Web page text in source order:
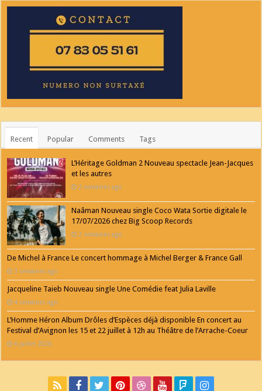
Recent Popular Comments Tags
L’Héritage Goldman 2 Nouveau spectacle Jean-Jacques
et les autres
2 semaines ago
Naâman Nouveau single Coco Wata Sortie digitale le
17/07/2026 chez Big Scoop Records
2 semaines ago
De Michel à France Le concert hommage à Michel Berger & France Gall
3 semaines ago
Jacqueline Taieb Nouveau single Une Comédie feat Julia Laville
4 semaines ago
L’Homme Héron Album Drôles d’Espèces déjà disponible En concert au
Festival d’Avignon les 15 et 22 juillet à 12h au Théâtre de l’Arrache-Coeur
6 juillet 2026